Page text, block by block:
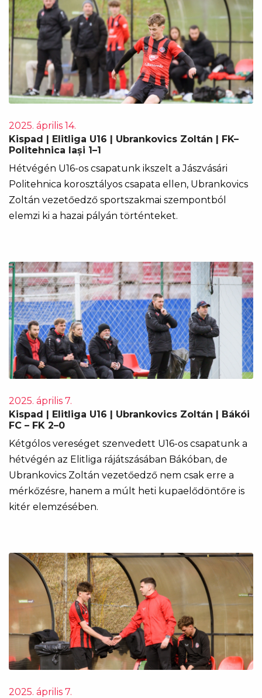
2025. április 14.
Kispad | Elitliga U16 | Ubrankovics Zoltán | FK–
Politehnica Iași 1–1
Hétvégén U16-os csapatunk ikszelt a Jászvásári
Politehnica korosztályos csapata ellen, Ubrankovics
Zoltán vezetőedző sportszakmai szempontból
elemzi ki a hazai pályán történteket.
2025. április 7.
Kispad | Elitliga U16 | Ubrankovics Zoltán | Bákói
FC – FK 2–0
Kétgólos vereséget szenvedett U16-os csapatunk a
hétvégén az Elitliga rájátszásában Bákóban, de
Ubrankovics Zoltán vezetőedző nem csak erre a
mérkőzésre, hanem a múlt heti kupaelődöntőre is
kitér elemzésében.
2025. április 7.